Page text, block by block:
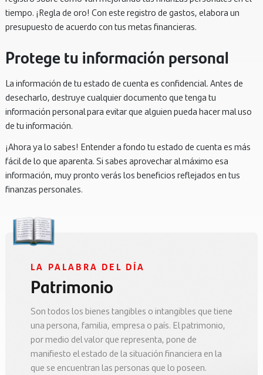
tiempo. ¡Regla de oro! Con este registro de gastos, elabora un
presupuesto de acuerdo con tus metas financieras.
Protege tu información personal
La información de tu estado de cuenta es confidencial. Antes de
desecharlo, destruye cualquier documento que tenga tu
información personal para evitar que alguien pueda hacer mal uso
de tu información.
¡Ahora ya lo sabes! Entender a fondo tu estado de cuenta es más
fácil de lo que aparenta. Si sabes aprovechar al máximo esa
información, muy pronto verás los beneficios reflejados en tus
finanzas personales.
LA PALABRA DEL DÍA
Patrimonio
Son todos los bienes tangibles o intangibles que tiene
una persona, familia, empresa o país. El patrimonio,
por medio del valor que representa, pone de
manifiesto el estado de la situación financiera en la
que se encuentran las personas que lo poseen.